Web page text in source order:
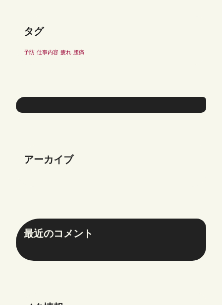
タグ
予防 仕事内容 疲れ 腰痛
アーカイブ
最近のコメント